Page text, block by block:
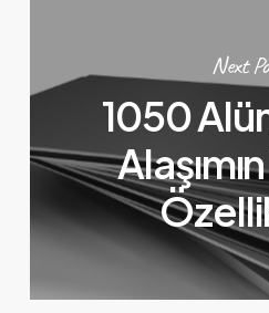
Next
1050